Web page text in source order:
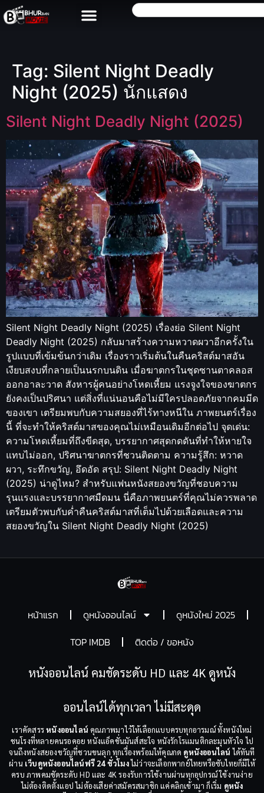
Tag: Silent Night Deadly
Night (2025) นักแสดง
Silent Night Deadly Night (2025)
Silent Night Deadly Night (2025) เรื่องย่อ Silent Night
Deadly Night (2025) กลับมาสร้างความหวาดผวาอีกครั้งใน
รูปแบบที่เข้มข้นกว่าเดิม เรื่องราวเริ่มต้นในคืนคริสต์มาสอัน
เงียบสงบที่กลายเป็นนรกบนดิน เมื่อฆาตกรในชุดซานตาคลอส
ออกอาละวาด สังหารผู้คนอย่างโหดเหี้ยม แรงจูงใจของฆาตกร
ยังคงเป็นปริศนา แต่สิ่งที่แน่นอนคือไม่มีใครปลอดภัยจากคมมีด
ของเขา เตรียมพบกับความสยองที่ไร้ทางหนีใน ภาพยนตร์เรื่อง
นี้ ที่จะทำให้คริสต์มาสของคุณไม่เหมือนเดิมอีกต่อไป จุดเด่น:
ความโหดเหี้ยมที่ถึงขีดสุด, บรรยากาศสุดกดดันที่ทำให้หายใจ
แทบไม่ออก, ปริศนาฆาตกรที่ชวนติดตาม ความรู้สึก: หวาด
ผวา, ระทึกขวัญ, อึดอัด สรุป: Silent Night Deadly Night
(2025) น่าดูไหม? สำหรับแฟนหนังสยองขวัญที่ชอบความ
รุนแรงและบรรยากาศมืดมน นี่คือภาพยนตร์ที่คุณไม่ควรพลาด
เตรียมตัวพบกับค่ำคืนคริสต์มาสที่เต็มไปด้วยเลือดและความ
สยองขวัญใน Silent Night Deadly Night (2025)
หน้าแรก ดูหนังออนไลน์
ดูหนังใหม่ 2025
TOP IMDB
ติดต่อ / ขอหนัง
หนังออนไลน์ คมชัดระดับ HD และ 4K ดูหนัง
ออนไลน์ได้ทุกเวลา ไม่มีสะดุด
เราคัดสรรหนังออนไลน์ คุณภาพมาไว้ให้เลือกแบบครบทุกอารมณ์ ทั้งหนังใหม่
ชนโรงที่หลายคนรอคอย หนังแอ็คชั่นมันส์สะใจ หนังรักโรแมนติกละมุนหัวใจ ไป
จนถึงหนังสยองขวัญที่ชวนขนลุก ทุกเรื่องพร้อมให้คุณกด ดูหนังออนไลน์ ได้ทันที
ผ่าน เว็บดูหนังออนไลน์ฟรี 24 ชั่วโมงไม่ว่าจะเลือกพากย์ไทยหรือซับไทยก็มีให้
ครบ ภาพคมชัดระดับ HD และ 4K รองรับการใช้งานผ่านทุกอุปกรณ์ ใช้งานง่าย
ไม่ต้องติดตั้งแอป ไม่ต้องเสียค่าสมัครสมาชิก แค่คลิกเข้ามา ก็เริ่ม ดูหนัง